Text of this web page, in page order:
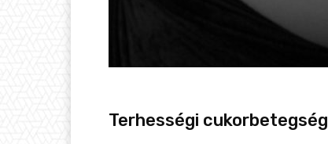
Terhességi cukorbetegség